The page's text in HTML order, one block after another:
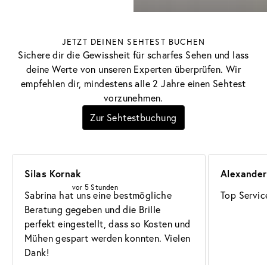
JETZT DEINEN SEHTEST BUCHEN
Sichere dir die Gewissheit für scharfes Sehen und lass
deine Werte von unseren Experten überprüfen. Wir
empfehlen dir, mindestens alle 2 Jahre einen Sehtest
vorzunehmen.
Zur Sehtestbuchung
Silas Kornak
vor 5 Stunden
Sabrina hat uns eine bestmögliche
Beratung gegeben und die Brille
perfekt eingestellt, dass so Kosten und
Mühen gespart werden konnten. Vielen
Dank!
Top